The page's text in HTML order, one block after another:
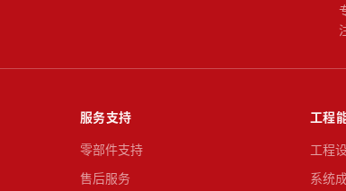
服务支持
零部件支持
售后服务
工程
工程
系统